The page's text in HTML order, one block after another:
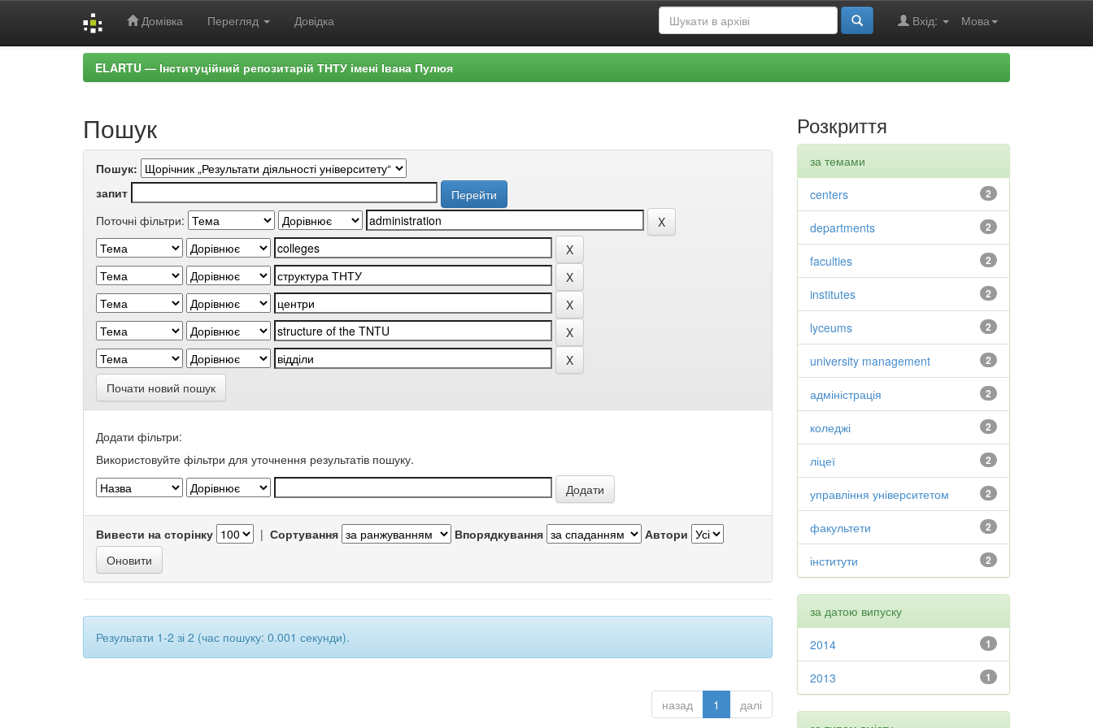
Домівка Перегляд Довідка Мова
Вхід:
ELARTU — Інституційний репозитарій ТНТУ імені Івана Пулюя
Пошук
Пошук:
запит
Поточні фільтри:
Почати новий пошук
Додати фільтри:
Використовуйте фільтри для уточнення результатів пошуку.
Вивести на сторінку | Сортування Впорядкування Автори
Результати 1-2 зі 2 (час пошуку: 0.001 секунди).
назад 1 далі
Розкриття
за темами
2
centers
2
departments
2
faculties
2
institutes
2
lyceums
2
university management
2
адміністрація
2
коледжі
2
ліцеї
2
управління університетом
2
факультети
2
інститути
за датою випуску
1
2014
1
2013